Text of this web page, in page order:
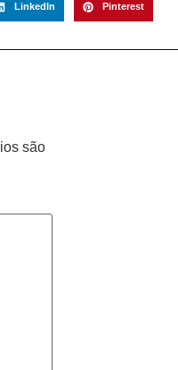
LinkedIn Pinterest
são